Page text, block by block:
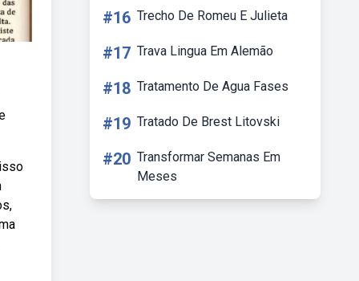
#16 Trecho De Romeu E Julieta
#17 Trava Lingua Em Alemão
#18 Tratamento De Agua Fases
#19 Tratado De Brest Litovski
#20 Transformar Semanas Em
Meses